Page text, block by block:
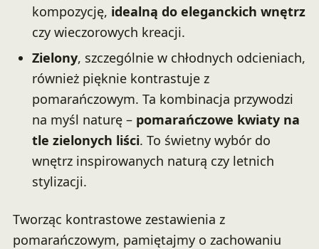
kompozycję, idealną do eleganckich wnętrz
czy wieczorowych kreacji.
Zielony, szczególnie w chłodnych odcieniach,
również pięknie kontrastuje z
pomarańczowym. Ta kombinacja przywodzi
na myśl naturę – pomarańczowe kwiaty na
tle zielonych liści. To świetny wybór do
wnętrz inspirowanych naturą czy letnich
stylizacji.
Tworząc kontrastowe zestawienia z
pomarańczowym, pamiętajmy o zachowaniu